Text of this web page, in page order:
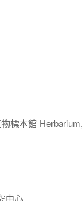
標本館
中心